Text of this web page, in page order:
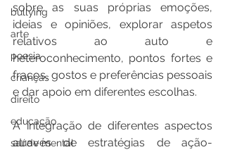
bullying
arte
poesia
crianças
direito
educação
saúde mental
sobre as suas próprias emoções,
ideias e opiniões, explorar aspetos
relativos ao auto e
heteroconhecimento, pontos fortes e
fracos, gostos e preferências pessoais
e dar apoio em diferentes escolhas.
A integração de diferentes aspectos
através de estratégias de ação-